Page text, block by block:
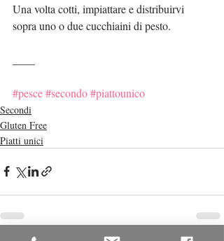
Una volta cotti, impiattare e distribuirvi
sopra uno o due cucchiaini di pesto.
#pesce#secondo#piattounico
Secondi
Gluten Free
Piatti unici